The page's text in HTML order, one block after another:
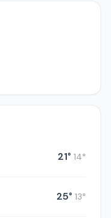
21° 14°
25° 13°